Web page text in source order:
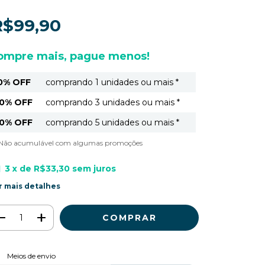
mais, pague menos!
OFF
comprando 1 unidades ou mais *
OFF
comprando 3 unidades ou mais *
OFF
comprando 5 unidades ou mais *
acumulável com algumas promoções
3 x de R$33,30 sem juros
mais detalhes
para o CEP:
Meios de envio